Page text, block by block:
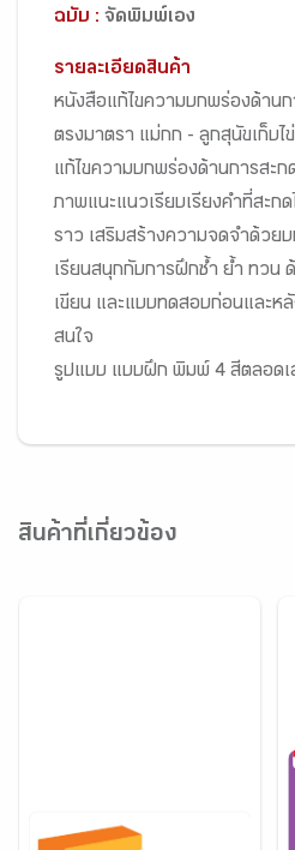
ฉบับ : จัดพิมพ์เอง
รายละเอียดสินค้า
หนังสือแก้ไขความบกพร่องด้านก
ตรงมาตรา แม่กก - ลูกสุนัขเก็บไข่
แก้ไขความบกพร่องด้านการสะก
ภาพแนะแนวเรียบเรียงคำที่สะกด
ราว เสริมสร้างความจดจำด้วย
เรียนสนุกกับการฝึกซ้ำ ย้ำ ทวน
เขียน และแบบทดสอบก่อนและห
สนใจ
รูปแบบ แบบฝึก พิมพ์ 4 สีตลอดเ
สินค้าที่เกี่ยวข้อง